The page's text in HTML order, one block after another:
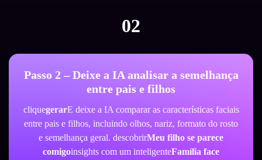
02
Passo 2 – Deixe a IA analisar a semelhança
entre pais e filhos
cliquegerarE deixe a IA comparar as características faciais
entre pais e filhos, incluindo olhos, nariz, formato do rosto
e semelhança geral. descobrirMeu filho se parece
comigoinsights com um inteligenteFamília face